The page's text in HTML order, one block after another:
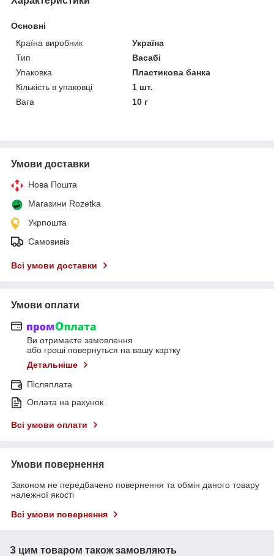
Основні
Країна виробник
Україна
Тип
Васабі
Упаковка
Пластикова банка
Кількість в упаковці
1 шт.
Вага
10 г
Умови доставки
Нова Пошта
Магазини Rozetka
Укрпошта
Самовивіз
Всі умови доставки
Умови оплати
Ви отримаєте замовлення
або гроші повернуться на вашу картку
Детальніше
Післяплата
Оплата на рахунок
Всі умови оплати
Умови повернення
Законом не передбачено повернення та обмін даного товару
належної якості
Всі умови повернення
З цим товаром також замовляють